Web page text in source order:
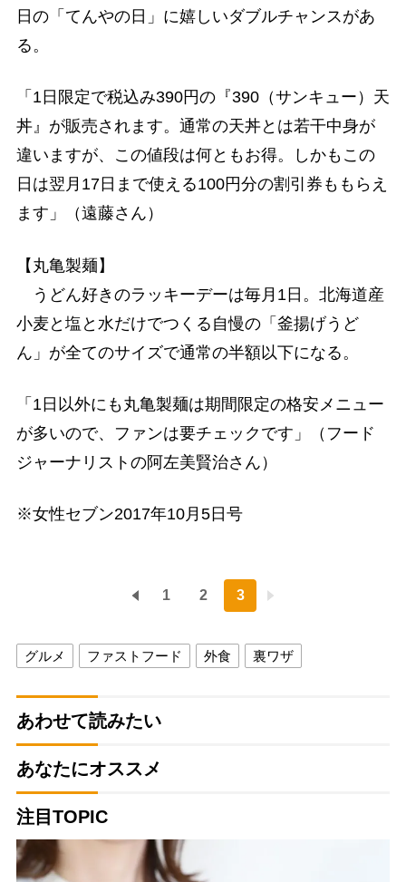
日の「てんやの日」に嬉しいダブルチャンスがあ
る。
「1日限定で税込み390円の『390（サンキュー）天
丼』が販売されます。通常の天丼とは若干中身が
違いますが、この値段は何ともお得。しかもこの
日は翌月17日まで使える100円分の割引券ももらえ
ます」（遠藤さん）
【丸亀製麺】
うどん好きのラッキーデーは毎月1日。北海道産
小麦と塩と水だけでつくる自慢の「釜揚げうど
ん」が全てのサイズで通常の半額以下になる。
「1日以外にも丸亀製麺は期間限定の格安メニュー
が多いので、ファンは要チェックです」（フード
ジャーナリストの阿左美賢治さん）
※女性セブン2017年10月5日号
1 2 3
グルメ ファストフード 外食 裏ワザ
あわせて読みたい
あなたにオススメ
注目TOPIC